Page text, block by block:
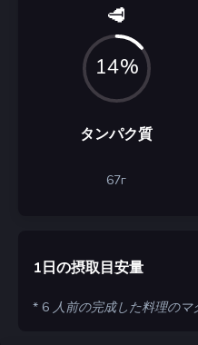
🥩
14%
タンパク質
67г
1日の摂取目安量
* 6 人前の完成した料理のマ